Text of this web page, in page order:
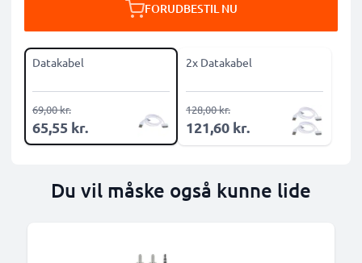
FORUDBESTIL NU
Datakabel
65,55 kr.
69,00 kr.
2x Datakabel
121,60 kr.
128,00 kr.
Du vil måske også kunne lide